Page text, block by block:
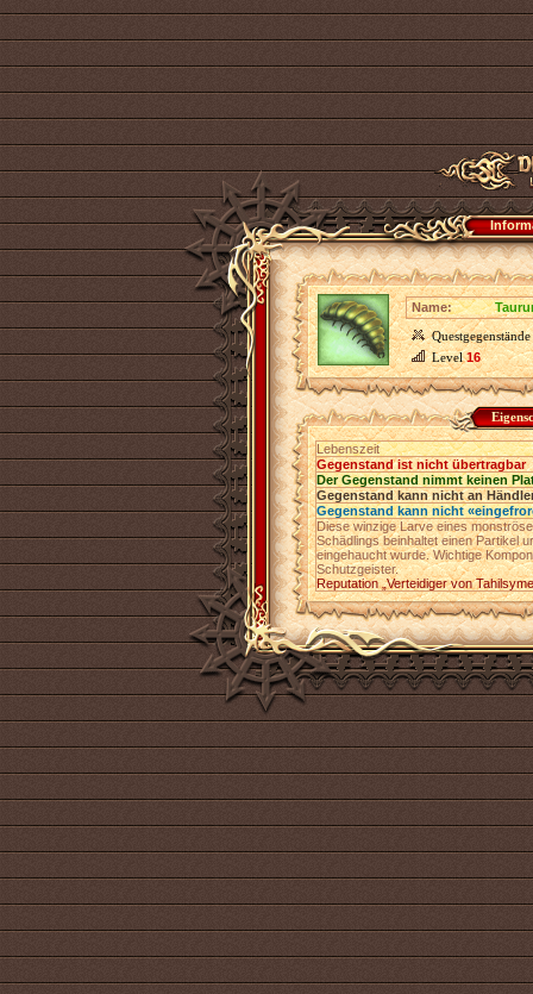
Name:
Questgegenstände
Level16
Lebenszeit
Gegenstand ist nicht übertragbar
Der Gegenstand nimmt keinen
Gegenstand kann nicht an
Gegenstand kann nicht
Diese winzige Larve eines
Schädlings beinhaltet einen Partikel
eingehaucht wurde. Wichtige
Schutzgeister.
Reputation „Verteidiger von